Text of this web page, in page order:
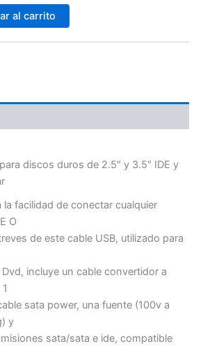
al carrito
discos duros de 2.5″ y 3.5″ IDE y
facilidad de conectar cualquier
O
de este cable USB, utilizado para
incluye un cable convertidor a
sata power, una fuente (100v a
y
sata/sata e ide, compatible